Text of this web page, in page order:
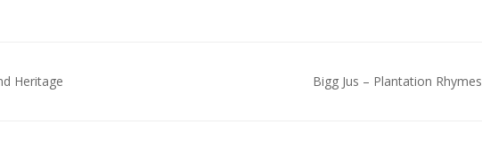
Heritage Bigg Jus – Plantation Rhymes